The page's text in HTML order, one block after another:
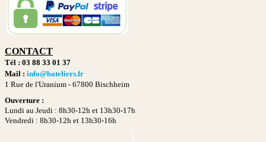
CONTACT
Tél : 03 88 33 01 37
Mail : info@bateliers.fr
1 Rue de l'Uranium - 67800 Bischheim
Ouverture :
Lundi au Jeudi : 8h30-12h et 13h30-17h
Vendredi : 8h30-12h et 13h30-16h